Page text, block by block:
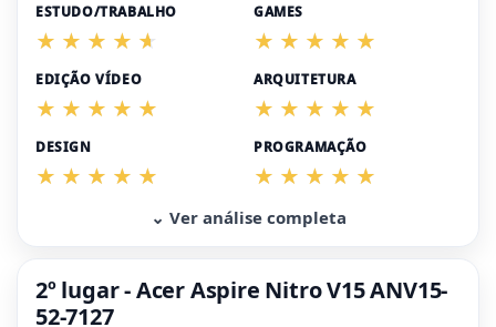
ESTUDO/TRABALHO GAMES
EDIÇÃO VÍDEO ARQUITETURA
DESIGN PROGRAMAÇÃO
⌄ Ver análise completa
2º lugar - Acer Aspire Nitro V15 ANV15-
52-7127